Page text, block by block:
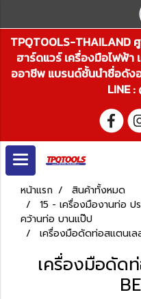
TPQTOOLS-
ฮาร์ดแวร์ เครื่องมือไฟฟ้า
ออาชีพ แบรนด์ชั้นนำชื่อดัง
LINE
หน้าแรก
สินค้าทั้งหมด
15 - เครื่องมืองานท่อ
คว้านท่อ บานแป๊ป
เครื่องมือดัดท่อสแตนเล
เครื่องมือดัด